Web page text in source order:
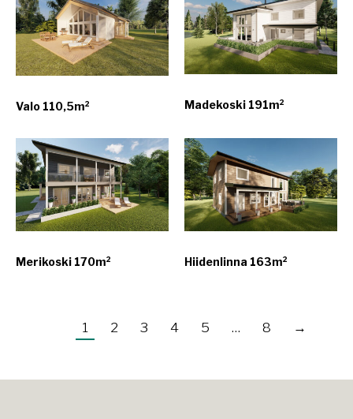
Valo 110,5m² Madekoski 191m²
Merikoski 170m² Hiidenlinna 163m²
1 2 3 4 5 … 8 →